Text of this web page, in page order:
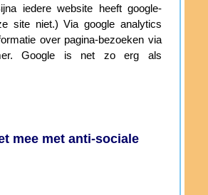
iedere website heeft google-
site niet.) Via google analytics
over pagina-bezoeken via
Google is net zo erg als
mee met anti-sociale